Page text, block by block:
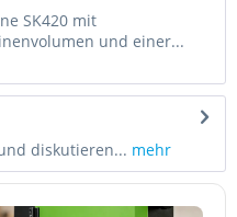
SK420 mit
und einer...
diskutieren... mehr